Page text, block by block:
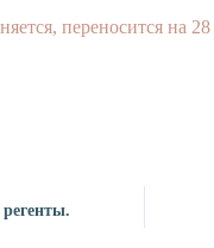
переносится на